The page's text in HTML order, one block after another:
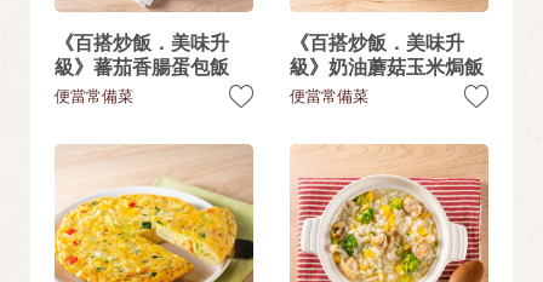
《百搭炒飯．美味升
級》蕃茄香腸蛋包飯
便當常備菜
《百搭炒飯．美味升
級》奶油蘑菇玉米焗飯
便當常備菜